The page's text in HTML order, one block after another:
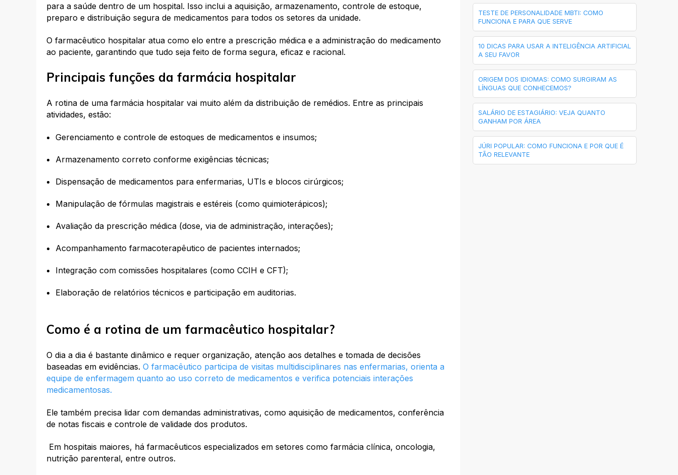
para a saúde dentro de um hospital. Isso inclui a aquisição, armazenamento, controle de estoque,
preparo e distribuição segura de medicamentos para todos os setores da unidade.
O farmacêutico hospitalar atua como elo entre a prescrição médica e a administração do medicamento
ao paciente, garantindo que tudo seja feito de forma segura, eficaz e racional.
Principais funções da farmácia hospitalar
A rotina de uma farmácia hospitalar vai muito além da distribuição de remédios. Entre as principais
atividades, estão:
Gerenciamento e controle de estoques de medicamentos e insumos;
Armazenamento correto conforme exigências técnicas;
Dispensação de medicamentos para enfermarias, UTIs e blocos cirúrgicos;
Manipulação de fórmulas magistrais e estéreis (como quimioterápicos);
Avaliação da prescrição médica (dose, via de administração, interações);
Acompanhamento farmacoterapêutico de pacientes internados;
Integração com comissões hospitalares (como CCIH e CFT);
Elaboração de relatórios técnicos e participação em auditorias.
Como é a rotina de um farmacêutico hospitalar?
O dia a dia é bastante dinâmico e requer organização, atenção aos detalhes e tomada de decisões
baseadas em evidências. O farmacêutico participa de visitas multidisciplinares nas enfermarias, orienta a
equipe de enfermagem quanto ao uso correto de medicamentos e verifica potenciais interações
medicamentosas.
Ele também precisa lidar com demandas administrativas, como aquisição de medicamentos, conferência
de notas fiscais e controle de validade dos produtos.
Em hospitais maiores, há farmacêuticos especializados em setores como farmácia clínica, oncologia,
nutrição parenteral, entre outros.
TESTE DE PERSONALIDADE MBTI: COMO
FUNCIONA E PARA QUE SERVE
10 DICAS PARA USAR A INTELIGÊNCIA ARTIFICIAL
A SEU FAVOR
ORIGEM DOS IDIOMAS: COMO SURGIRAM AS
LÍNGUAS QUE CONHECEMOS?
SALÁRIO DE ESTAGIÁRIO: VEJA QUANTO
GANHAM POR ÁREA
JÚRI POPULAR: COMO FUNCIONA E POR QUE É
TÃO RELEVANTE